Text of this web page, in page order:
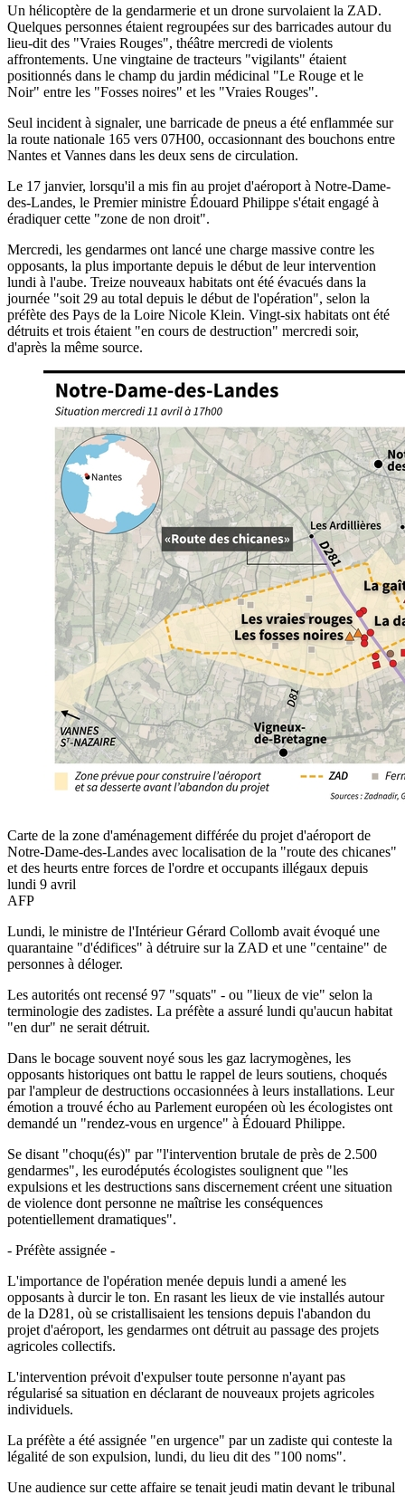
Un hélicoptère de la gendarmerie et un drone survolaient la ZAD.
Quelques personnes étaient regroupées sur des barricades autour du
lieu-dit des "Vraies Rouges", théâtre mercredi de violents
affrontements. Une vingtaine de tracteurs "vigilants" étaient
positionnés dans le champ du jardin médicinal "Le Rouge et le
Noir" entre les "Fosses noires" et les "Vraies Rouges".
Seul incident à signaler, une barricade de pneus a été enflammée sur
la route nationale 165 vers 07H00, occasionnant des bouchons entre
Nantes et Vannes dans les deux sens de circulation.
Le 17 janvier, lorsqu'il a mis fin au projet d'aéroport à Notre-Dame-
des-Landes, le Premier ministre Édouard Philippe s'était engagé à
éradiquer cette "zone de non droit".
Mercredi, les gendarmes ont lancé une charge massive contre les
opposants, la plus importante depuis le début de leur intervention
lundi à l'aube. Treize nouveaux habitats ont été évacués dans la
journée "soit 29 au total depuis le début de l'opération", selon la
préfète des Pays de la Loire Nicole Klein. Vingt-six habitats ont été
détruits et trois étaient "en cours de destruction" mercredi soir,
d'après la même source.
Carte de la zone d'aménagement différée du projet d'aéroport de
Notre-Dame-des-Landes avec localisation de la "route des chicanes"
et des heurts entre forces de l'ordre et occupants illégaux depuis
lundi 9 avril
AFP
Lundi, le ministre de l'Intérieur Gérard Collomb avait évoqué une
quarantaine "d'édifices" à détruire sur la ZAD et une "centaine" de
personnes à déloger.
Les autorités ont recensé 97 "squats" - ou "lieux de vie" selon la
terminologie des zadistes. La préfète a assuré lundi qu'aucun habitat
"en dur" ne serait détruit.
Dans le bocage souvent noyé sous les gaz lacrymogènes, les
opposants historiques ont battu le rappel de leurs soutiens, choqués
par l'ampleur de destructions occasionnées à leurs installations. Leur
émotion a trouvé écho au Parlement européen où les écologistes ont
demandé un "rendez-vous en urgence" à Édouard Philippe.
Se disant "choqu(és)" par "l'intervention brutale de près de 2.500
gendarmes", les eurodéputés écologistes soulignent que "les
expulsions et les destructions sans discernement créent une situation
de violence dont personne ne maîtrise les conséquences
potentiellement dramatiques".
- Préfète assignée -
L'importance de l'opération menée depuis lundi a amené les
opposants à durcir le ton. En rasant les lieux de vie installés autour
de la D281, où se cristallisaient les tensions depuis l'abandon du
projet d'aéroport, les gendarmes ont détruit au passage des projets
agricoles collectifs.
L'intervention prévoit d'expulser toute personne n'ayant pas
régularisé sa situation en déclarant de nouveaux projets agricoles
individuels.
La préfète a été assignée "en urgence" par un zadiste qui conteste la
légalité de son expulsion, lundi, du lieu dit des "100 noms".
Une audience sur cette affaire se tenait jeudi matin devant le tribunal